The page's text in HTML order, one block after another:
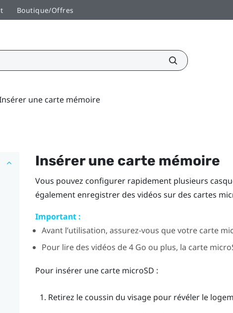
Boutique/Offres
une carte mémoire
Insérer une carte mémoire
Vous pouvez configurer rapidement plusieurs
également enregistrer des vidéos sur des cartes
Important :
Avant l’utilisation, assurez-vous que votre carte
Pour lire des vidéos de 4 Go ou plus, la carte
Pour insérer une carte microSD :
Retirez le coussin du visage pour révéler le